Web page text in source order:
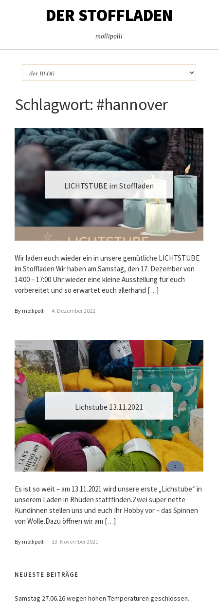
DER STOFFLADEN
mollipolli
Schlagwort: #hannover
LICHTSTUBE im Stoffladen
Wir laden euch wieder ein in unsere gemütliche LICHTSTUBE
im Stoffladen Wir haben am Samstag, den 17. Dezember von
14:00 – 17:00 Uhr wieder eine kleine Ausstellung für euch
vorbereitet und so erwartet euch allerhand […]
By mollipolli – 4. Dezember 2022 –
Lichstube 13.11.2021
Es ist so weit – am 13.11.2021 wird unsere erste „Lichstube“ in
unserem Laden in Rhüden stattfinden.Zwei super nette
Kundinnen stellen uns und euch Ihr Hobby vor – das Spinnen
von Wolle.Dazu öffnen wir am […]
By mollipolli – 13. November 2021 –
NEUESTE BEITRÄGE
Samstag 27.06.26 wegen hohen Temperaturen geschlossen.